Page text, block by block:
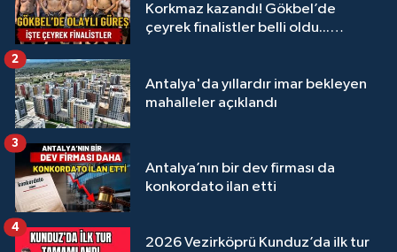
Korkmaz kazandı! Gökbel’de
çeyrek finalistler belli oldu...
Antalya'da yıllardır imar bekleyen
mahalleler açıklandı
2
Antalya’nın bir dev firması da
konkordato ilan etti
3
2026 Vezirköprü Kunduz’da ilk tur
4